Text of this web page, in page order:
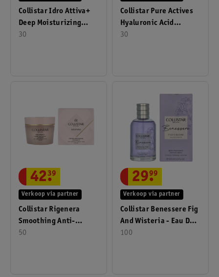
Collistar Idro Attiva+
Deep Moisturizing
Cream 30ml
30
Collistar Pure Actives
Hyaluronic Acid
Moisturizing Lifting
30
Collistar Rigenera
Smoothing Anti-
Wrinkle Cream 50ml
50
Verkoop via partner
42.
39
Collistar Benessere Fig
And Wisteria - Eau De
100
Verkoop via partner
29.
99